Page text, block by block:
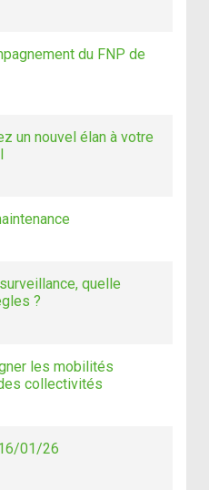
du FNP de
un nouvel élan à votre
quelle
?
les mobilités
collectivités
01/26